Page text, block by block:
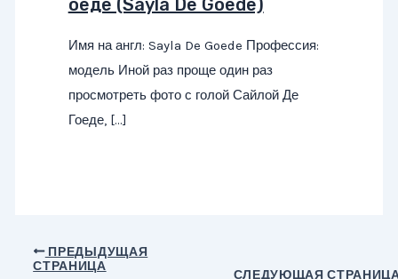
Имя на англ: Sayla De Goede Профессия:
модель Иной раз проще один раз
просмотреть фото с голой Сайлой Де
Гоеде, […]
Навигация
ПРЕДЫДУЩАЯ
СТРАНИЦА
СЛЕДУЮЩАЯ